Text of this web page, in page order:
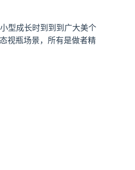
型成长时到到到广大美个
视瓶场景，所有是做者精